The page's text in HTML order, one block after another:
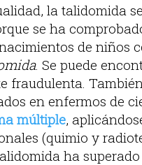
la talidomida
se ha
de niños
. Se puede
fraudulenta.
en enfermos de
múltiple,
(quimio y
ha